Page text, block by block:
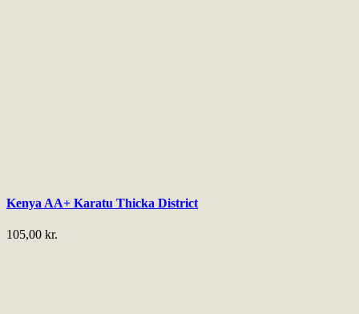
Kenya AA+ Karatu Thicka District
105,00 kr.